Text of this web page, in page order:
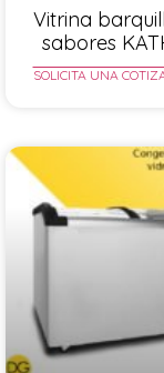
Vitrina
sabores
SOLICITA UNA